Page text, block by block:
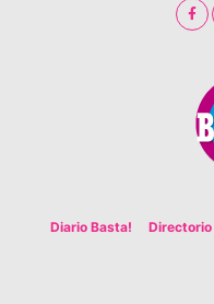
Diario Basta! Directorio